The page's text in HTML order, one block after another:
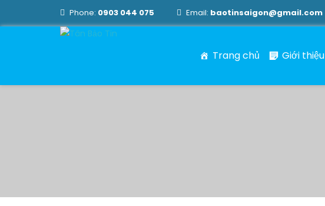
Phone: 0903 044 075 Email: baotinsaigon@gmail.com
Trang chủ Giới thiệu